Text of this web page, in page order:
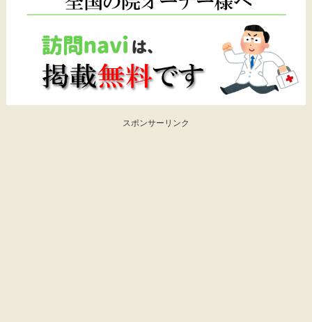
スポンサーリンク